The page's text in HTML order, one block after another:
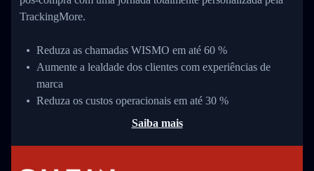
TrackingMore.
Reduza as chamadas WISMO em até 60 %
Aumente a lealdade dos clientes com experiências de
marca
Reduza os custos operacionais em até 30 %
Saiba mais